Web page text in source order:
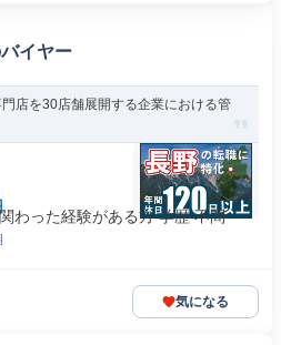
イヤー
店を30店舗展開する企業における管
わった経験がある方 学歴 不問
気になる